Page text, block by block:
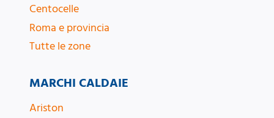
Centocelle
Roma e provincia
Tutte le zone
MARCHI CALDAIE
Ariston